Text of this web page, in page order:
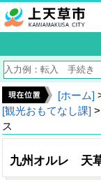
[ホーム]
[観光おもてなし課] >
ス
九州オルレ 天